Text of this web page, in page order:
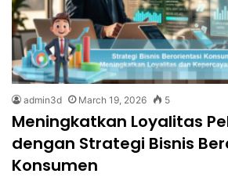
admin3d March 19, 2026 5
Meningkatkan Loyalitas
dengan Strategi Bisnis
Konsumen